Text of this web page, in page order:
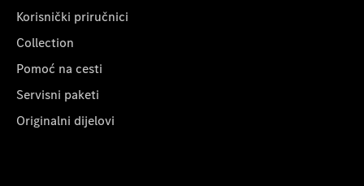
Korisnički priručnici
Collection
Pomoć na cesti
Servisni paketi
Originalni dijelovi